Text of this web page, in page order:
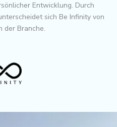
Entwicklung. Durch
sich Be Infinity von
der Branche.